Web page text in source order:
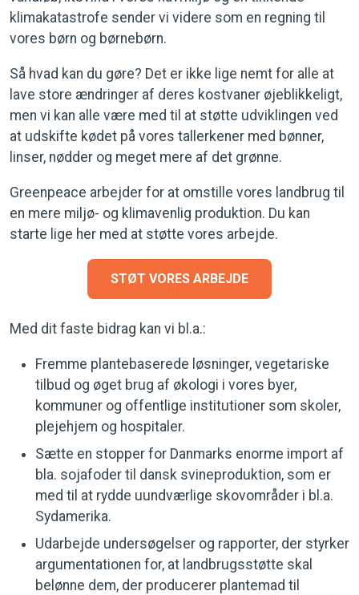
klimakatastrofe sender vi videre som en regning til
vores børn og børnebørn.
Så hvad kan du gøre? Det er ikke lige nemt for alle at
lave store ændringer af deres kostvaner øjeblikkeligt,
men vi kan alle være med til at støtte udviklingen ved
at udskifte kødet på vores tallerkener med bønner,
linser, nødder og meget mere af det grønne.
Greenpeace arbejder for at omstille vores landbrug til
en mere miljø- og klimavenlig produktion. Du kan
starte lige her med at støtte vores arbejde.
STØT VORES ARBEJDE
Med dit faste bidrag kan vi bl.a.:
Fremme plantebaserede løsninger, vegetariske
tilbud og øget brug af økologi i vores byer,
kommuner og offentlige institutioner som skoler,
plejehjem og hospitaler.
Sætte en stopper for Danmarks enorme import af
bla. sojafoder til dansk svineproduktion, som er
med til at rydde uundværlige skovområder i bl.a.
Sydamerika.
Udarbejde undersøgelser og rapporter, der styrker
argumentationen for, at landbrugsstøtte skal
belønne dem, der producerer plantemad til